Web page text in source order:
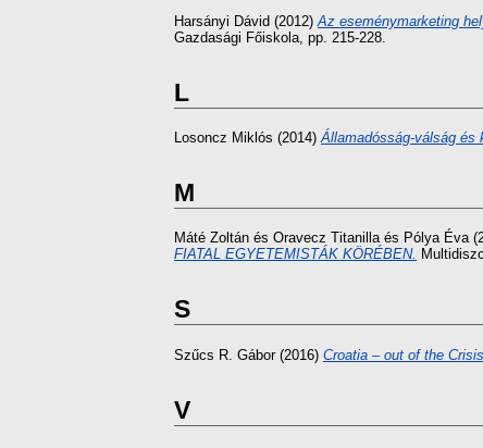
Harsányi Dávid (2012)Az eseménymarketing
Gazdasági Főiskola, pp. 215-228.
L
Losoncz Miklós (2014)Államadósság-válság és
M
Máté Zoltán és Oravecz Titanillaés Pólya Éva
FIATAL EGYETEMISTÁK KÖRÉBEN.
S
Szűcs R. Gábor(2016) Croatia – out of the
V